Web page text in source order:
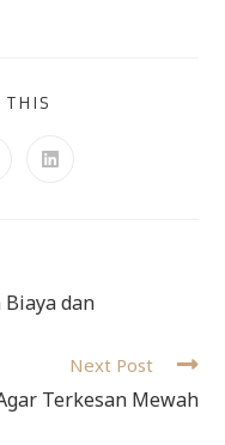
THIS
dan
Next Post
Terkesan Mewah